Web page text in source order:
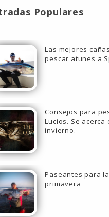
Populares
Las mejores
pescar atunes a
Consejos para
Lucios. Se acerca
invierno.
Paseantes para
primavera